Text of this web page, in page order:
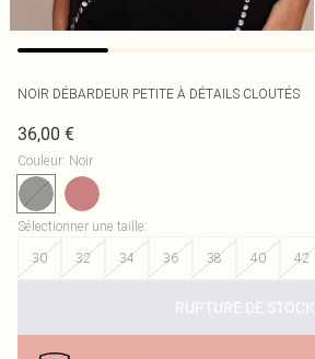
NOIR DÉBARDEUR PETITE À DÉTAILS CLOUTÉS
36,00 €
Couleur: Noir
Sélectionner une taille:
30
32 34 36 38 40 42
RUPTURE DE STOCK